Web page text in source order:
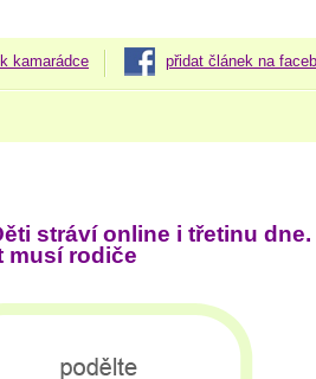
kamarádce přidat článek na
stráví online i třetinu dne.
musí rodiče